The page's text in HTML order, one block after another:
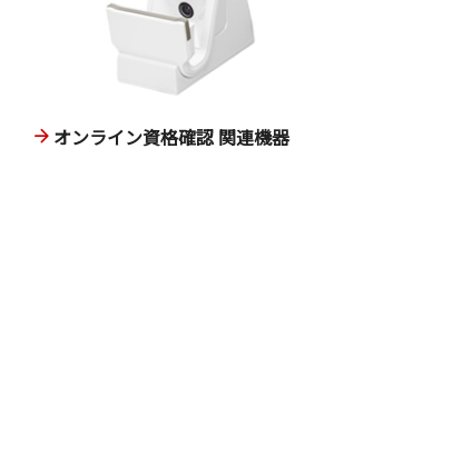
オンライン資格確認 関連機器